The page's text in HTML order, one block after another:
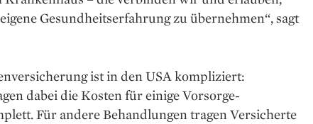
Gesundheitserfahrung zu übernehmen“, sagt
ist in den USA kompliziert:
dabei die Kosten für einige Vorsorge-
Für andere Behandlungen tragen Versicherte